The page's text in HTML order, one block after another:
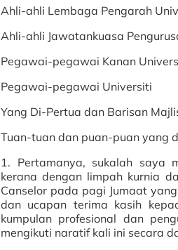
Ahli-ahli Lembaga Pengarah
Ahli-ahli Jawatankuasa
Pegawai-pegawai Kanan
Pegawai-pegawai Universiti
Yang Di-Pertua dan Barisan
Tuan-tuan dan puan-puan yang
1. Pertamanya, sukalah saya
kerana dengan limpah kurnia
Canselor pada pagi Jumaat
dan ucapan terima kasih
kumpulan profesional dan
mengikuti naratif kali ini secara